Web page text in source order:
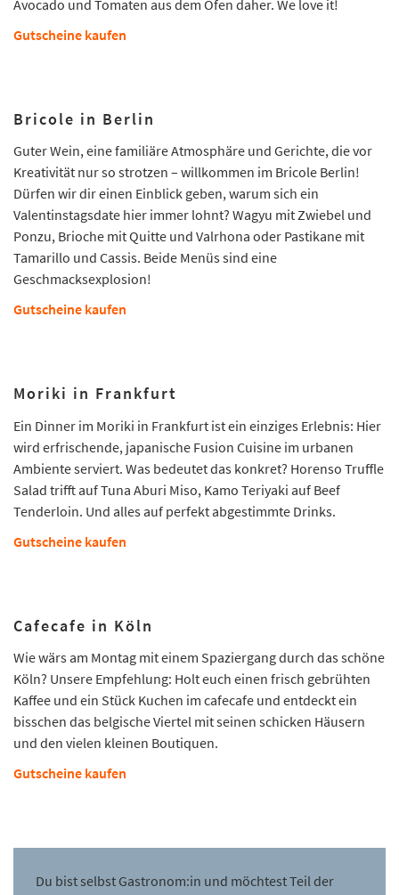
Avocado und Tomaten aus dem Ofen daher. We love it!
Gutscheine kaufen
Bricole in Berlin
Guter Wein, eine familiäre Atmosphäre und Gerichte, die vor
Kreativität nur so strotzen – willkommen im Bricole Berlin!
Dürfen wir dir einen Einblick geben, warum sich ein
Valentinstagsdate hier immer lohnt? Wagyu mit Zwiebel und
Ponzu, Brioche mit Quitte und Valrhona oder Pastikane mit
Tamarillo und Cassis. Beide Menüs sind eine
Geschmacksexplosion!
Gutscheine kaufen
Moriki in Frankfurt
Ein Dinner im Moriki in Frankfurt ist ein einziges Erlebnis: Hier
wird erfrischende, japanische Fusion Cuisine im urbanen
Ambiente serviert. Was bedeutet das konkret? Horenso Truffle
Salad trifft auf Tuna Aburi Miso, Kamo Teriyaki auf Beef
Tenderloin. Und alles auf perfekt abgestimmte Drinks.
Gutscheine kaufen
Cafecafe in Köln
Wie wärs am Montag mit einem Spaziergang durch das schöne
Köln? Unsere Empfehlung: Holt euch einen frisch gebrühten
Kaffee und ein Stück Kuchen im cafecafe und entdeckt ein
bisschen das belgische Viertel mit seinen schicken Häusern
und den vielen kleinen Boutiquen.
Gutscheine kaufen
Du bist selbst Gastronom:in und möchtest Teil der